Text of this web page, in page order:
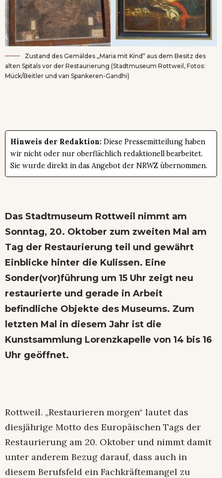
Zustand des Gemäldes „Maria mit Kind“ aus dem Besitz des
alten Spitals vor der Restaurierung (Stadtmuseum Rottweil, Fotos:
Mück/Beitler und van Spankeren-Gandhi)
Hinweis der Redaktion: Diese Pressemitteilung haben
wir nicht oder nur oberflächlich redaktionell bearbeitet.
Sie wurde direkt in das Angebot der NRWZ übernommen.
Das Stadtmuseum Rottweil nimmt am
Sonntag, 20. Oktober zum zweiten Mal am
Tag der Restaurierung teil und gewährt
Einblicke hinter die Kulissen. Eine
Sonder(vor)führung um 15 Uhr zeigt neu
restaurierte und gerade in Arbeit
befindliche Objekte des Museums. Zum
letzten Mal in diesem Jahr ist die
Kunstsammlung Lorenzkapelle von 14 bis 16
Uhr geöffnet.
Rottweil. „Restaurieren morgen“ lautet das
diesjährige Motto des Europäischen Tags der
Restaurierung am 20. Oktober und nimmt damit
unter anderem Bezug darauf, dass auch in
diesem Berufsfeld ein Fachkräftemangel zu